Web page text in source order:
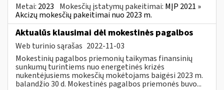
Metai: 2023 Mokesčių įstatymų pakeitimai: MĮP 2021 »
Akcizų mokesčių pakeitimai nuo 2023 m.
Aktualūs klausimai dėl mokestinės pagalbos
Web turinio sąrašas 2022-11-03
Mokestinių pagalbos priemonių taikymas finansinių
sunkumų turintiems nuo energetinės krizės
nukentėjusiems mokesčių mokėtojams baigėsi 2023 m.
balandžio 30 d. Mokestinės pagalbos priemonės buvo...